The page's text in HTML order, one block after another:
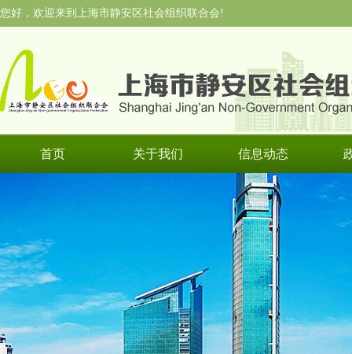
您好，欢迎来到上海市静安区社会组织联合会!
首页 关于我们 信息动态